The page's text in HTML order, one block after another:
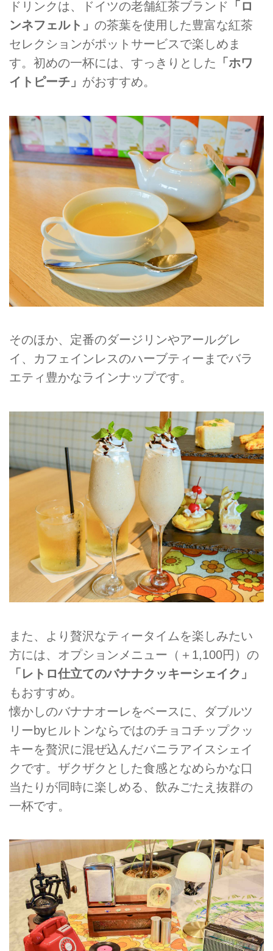
ドリンクは、ドイツの老舗紅茶ブランド
「ロ
ンネフェルト」 の茶葉を使用した豊富な紅茶
セレクションがポットサービスで楽しめま
す。初めの一杯には、すっきりとした 「ホワ
イトピーチ」 がおすすめ。
そのほか、定番のダージリンやアールグレ
イ、カフェインレスのハーブティーまでバラ
エティ豊かなラインナップです。
また、より贅沢なティータイムを楽しみたい
方には、オプションメニュー（＋1,100円）の
「レトロ仕立てのバナナクッキーシェイク」
もおすすめ。
懐かしのバナナオーレをベースに、ダブルツ
リーbyヒルトンならではのチョコチップクッ
キーを贅沢に混ぜ込んだバニラアイスシェイ
クです。ザクザクとした食感となめらかな口
当たりが同時に楽しめる、飲みごたえ抜群の
一杯です。